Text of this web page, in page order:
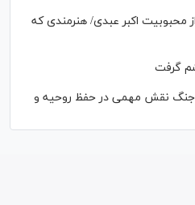
محبوبیت اکبر عبدی/ هنرمندی که
نقش مهمی در حفظ روحیه و